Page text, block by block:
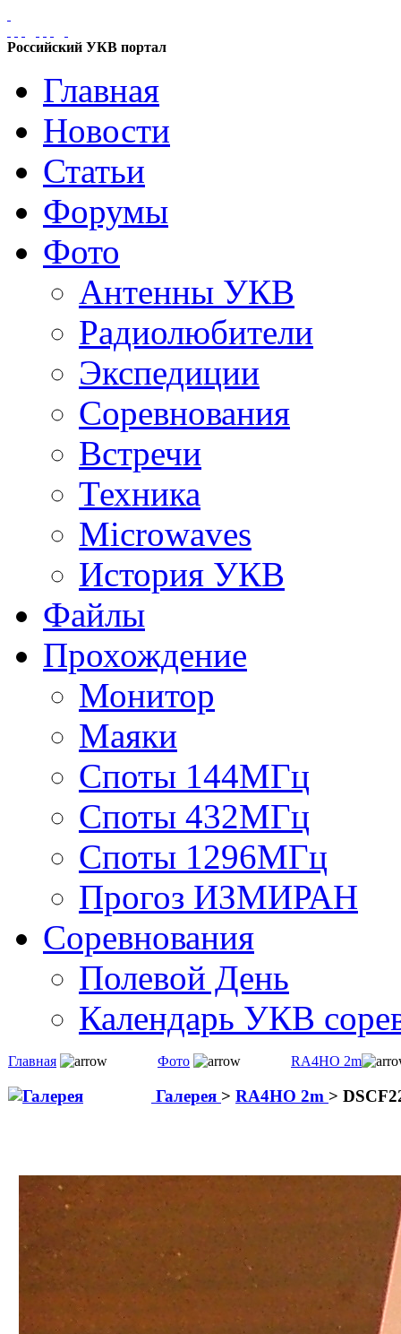
Российский УКВ портал
Главная
Новости
Статьи
Форумы
Фото
Антенны УКВ
Радиолюбители
Экспедиции
Соревнования
Встречи
Техника
Microwaves
История УКВ
Файлы
Прохождение
Монитор
Маяки
Споты 144МГц
Споты 432МГц
Споты 1296МГц
Прогоз ИЗМИРАН
Соревнования
Полевой День
Календарь УКВ
Главная Фото RA4HO 2m
Галерея > RA4HO 2m >